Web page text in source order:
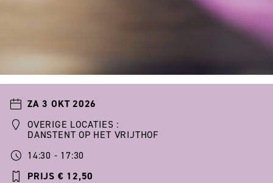
ZA 3 OKT 2026
OVERIGE LOCATIES :
DANSTENT OP HET VRIJTHOF
14:30 - 17:30
PRIJS € 12,50